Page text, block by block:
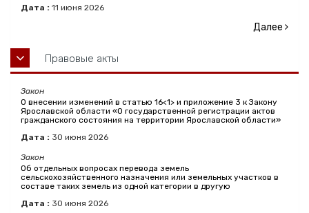
Дата : 11 июня 2026
Далее
Правовые акты
Закон
О внесении изменений в статью 16<1> и приложение 3 к Закону
Ярославской области «О государственной регистрации актов
гражданского состояния на территории Ярославской области»
Дата : 30 июня 2026
Закон
Об отдельных вопросах перевода земель
сельскохозяйственного назначения или земельных участков в
составе таких земель из одной категории в другую
Дата : 30 июня 2026